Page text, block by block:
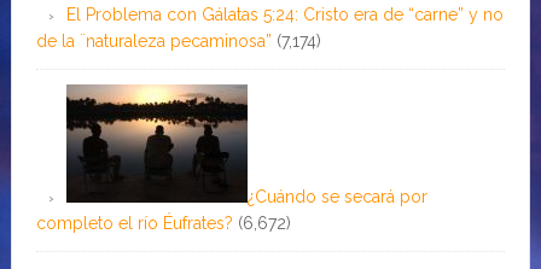
El Problema con Gálatas 5:24: Cristo era de “carne” y no
de la ¨naturaleza pecaminosa” (7,174)
¿Cuándo se secará por
completo el río Éufrates? (6,672)